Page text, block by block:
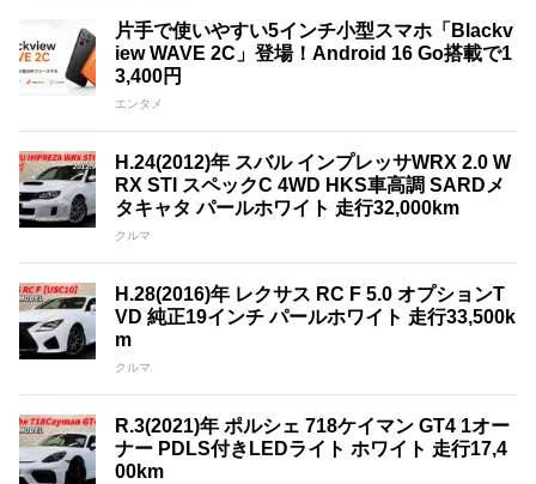
片手で使いやすい5インチ小型スマホ「Blackv
iew WAVE 2C」登場！Android 16 Go搭載で1
3,400円
エンタメ
H.24(2012)年 スバル インプレッサWRX 2.0 W
RX STI スペックC 4WD HKS車高調 SARDメ
タキャタ パールホワイト 走行32,000km
クルマ
H.28(2016)年 レクサス RC F 5.0 オプションT
VD 純正19インチ パールホワイト 走行33,500k
m
クルマ
R.3(2021)年 ポルシェ 718ケイマン GT4 1オー
ナー PDLS付きLEDライト ホワイト 走行17,4
00km